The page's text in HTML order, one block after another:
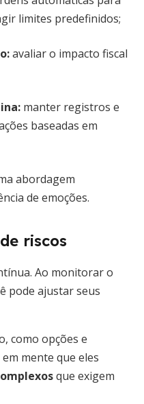
limites predefinidos;
:avaliar o impacto fiscal
manter registros e
baseadas em
abordagem
de emoções.
riscos
Ao monitorar o
pode ajustar seus
como opções e
mente que eles
que exigem